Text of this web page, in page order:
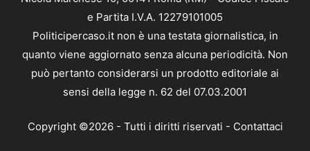
e Partita I.V.A. 12279101005
Politicipercaso.it non è una testata giornalistica, in
quanto viene aggiornato senza alcuna periodicità. Non
può pertanto considerarsi un prodotto editoriale ai
sensi della legge n. 62 del 07.03.2001
Copyright ©2026 - Tutti i diritti riservati - Contattaci